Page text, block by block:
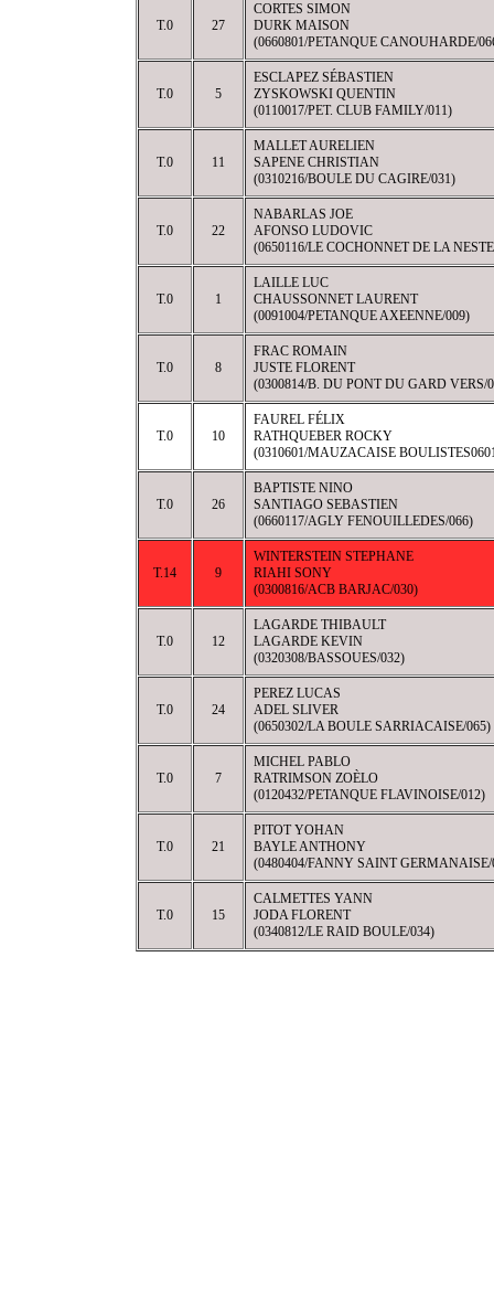
T.0 27
CORTES SIMON
DURK MAISON
(0660801/PETANQUE CANOUHARDE/
T.0 5
ESCLAPEZ SÉBASTIEN
ZYSKOWSKI QUENTIN
(0110017/PET. CLUB FAMILY/011)
T.0 11
MALLET AURELIEN
SAPENE CHRISTIAN
(0310216/BOULE DU CAGIRE/031)
T.0 22
NABARLAS JOE
AFONSO LUDOVIC
(0650116/LE COCHONNET DE LA
T.0 1
LAILLE LUC
CHAUSSONNET LAURENT
(0091004/PETANQUE AXEENNE/009)
T.0 8
FRAC ROMAIN
JUSTE FLORENT
(0300814/B. DU PONT DU GARD VERS/
T.0 10
FAUREL FÉLIX
RATHQUEBER ROCKY
(0310601/MAUZACAISE
T.0 26
BAPTISTE NINO
SANTIAGO SEBASTIEN
(0660117/AGLY FENOUILLEDES/066)
T.14 9
WINTERSTEIN STEPHANE
RIAHI SONY
(0300816/ACB BARJAC/030)
T.0 12
LAGARDE THIBAULT
LAGARDE KEVIN
(0320308/BASSOUES/032)
T.0 24
PEREZ LUCAS
ADEL SLIVER
(0650302/LA BOULE SARRIACAISE/065)
T.0 7
MICHEL PABLO
RATRIMSON ZOÈLO
(0120432/PETANQUE FLAVINOISE/012)
T.0 21
PITOT YOHAN
BAYLE ANTHONY
(0480404/FANNY SAINT GERMANAISE/
T.0 15
CALMETTES YANN
JODA FLORENT
(0340812/LE RAID BOULE/034)